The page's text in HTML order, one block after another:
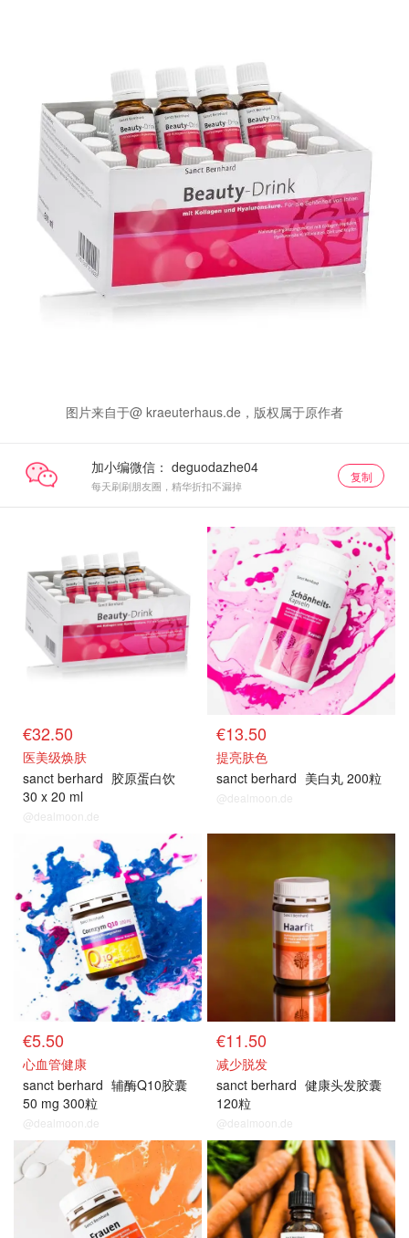
图片来自于@ kraeuterhaus.de，版权属于原作者
加小编微信：
每天刷刷朋友圈，精华折扣不漏掉
复制
€32.50
医美级焕肤
sanct berhard 胶原蛋白饮
30 x 20 ml
@dealmoon.de
€13.50
提亮肤色
sanct berhard 美白丸 200粒
@dealmoon.de
€5.50
心血管健康
sanct berhard 辅酶Q10胶囊
50 mg 300粒
@dealmoon.de
€11.50
减少脱发
sanct berhard 健康头发胶囊
120粒
@dealmoon.de